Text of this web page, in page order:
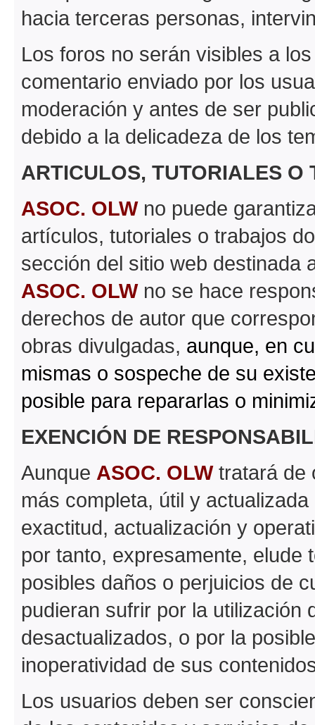
hacia terceras personas,
Los foros no serán visibles a
comentario enviado por los
moderación y antes de ser
debido a la delicadeza de los
ARTICULOS, TUTORIALES
ASOC. OLWno puede
artículos, tutoriales o trabajos
sección del sitio web destinada
ASOC. OLW no se hace
derechos de autor que
obras divulgadas, aunque, en
mismas o sospeche de su
posible para repararlas o
EXENCIÓN DE
Aunque ASOC. OLWtratará de
más completa, útil y
exactitud, actualización y
por tanto, expresamente, elude
posibles daños o perjuicios de
pudieran sufrir por la utilización
desactualizados, o por la
inoperatividad de sus
Los usuarios deben ser